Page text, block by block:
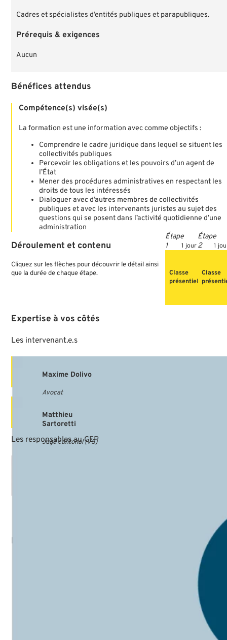
Cadres et spécialistes d’entités publiques et parapubliques.
Prérequis & exigences
Aucun
Bénéfices attendus
Compétence(s) visée(s)
La formation est une information avec comme objectifs :
Comprendre le cadre juridique dans lequel se situent les
collectivités publiques
Percevoir les obligations et les pouvoirs d’un agent de
l’État
Mener des procédures administratives en respectant les
droits de tous les intéressés
Dialoguer avec d’autres membres de collectivités
publiques et avec les intervenants juristes au sujet des
questions qui se posent dans l’activité quotidienne d’une
administration
Déroulement et contenu
Cliquez sur les flèches pour découvrir le détail ainsi
que la durée de chaque étape.
1 jour
Classe
présentielle
1
Classe
Expertise à vos côtés
Les intervenant.e.s
Maxime Dolivo
Avocat
Matthieu
Sartoretti
Juge cantonal (VS)
Les responsables au CEP
Retours de participant.e.s